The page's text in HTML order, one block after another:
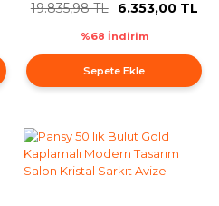
Avize
19.835,98 TL 6.353,00 TL
%68 İndirim
Sepete Ekle